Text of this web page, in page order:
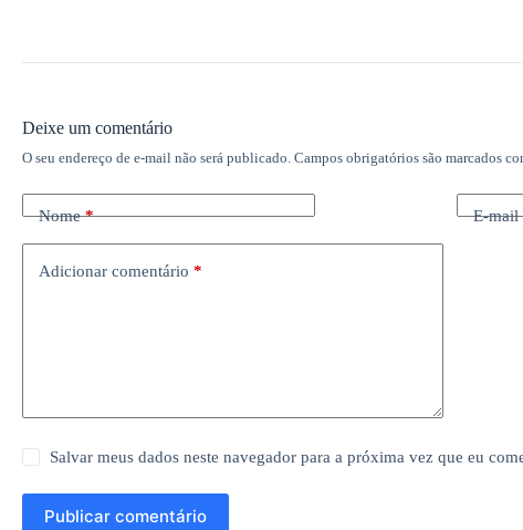
Deixe um comentário
O seu endereço de e-mail não será publicado. Campos obrigatórios são marcados
Nome* E-mail
Adicionar comentário *
Salvar meus dados neste navegador para a próxima vez que eu
Publicar comentário